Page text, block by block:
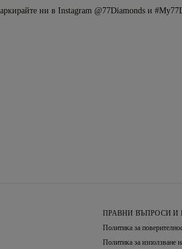
ни в Instagram @77Diamonds и
ПРАВНИ ВЪПРОСИ И
Политика за
Политика за използване